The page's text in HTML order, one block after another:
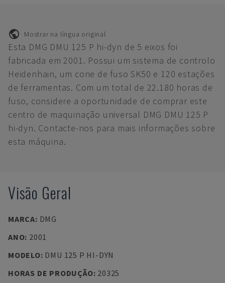
Mostrar na língua original
Esta DMG DMU 125 P hi-dyn de 5 eixos foi
fabricada em 2001. Possui um sistema de controlo
Heidenhain, um cone de fuso SK50 e 120 estações
de ferramentas. Com um total de 22.180 horas de
fuso, considere a oportunidade de comprar este
centro de maquinação universal DMG DMU 125 P
hi-dyn. Contacte-nos para mais informações sobre
esta máquina.
Visão Geral
MARCA: DMG
ANO: 2001
MODELO: DMU 125 P HI-DYN
HORAS DE PRODUÇÃO: 20325